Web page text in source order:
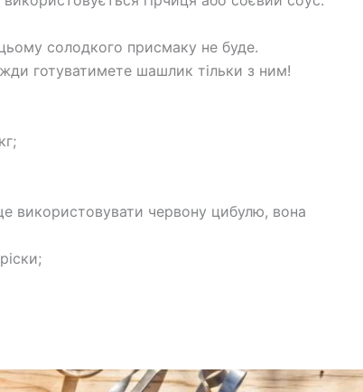
солодкого присмаку не буде.
готуватимете шашлик тільки з ним!
використовувати червону цибулю, вона